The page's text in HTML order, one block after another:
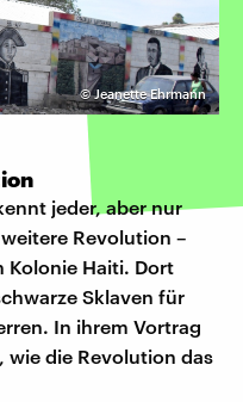
©Jeanette Ehrmann
jeder, aber nur
Revolution –
Kolonie Haiti. Dort
Sklaven für
In ihrem Vortrag
wie die Revolution das